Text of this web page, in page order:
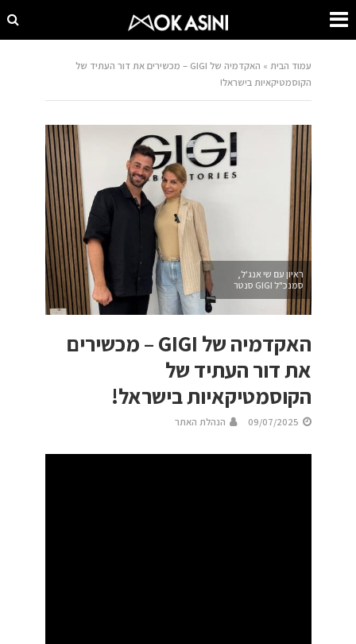
עמוד הבית »
האקדמיה של GIGI – מכשירים את דור העתיד של
הקוסמטיקאיות בישראל!
ראיון עם שי אנג'ל,
סמנכ"ל GIGI סנטר
האקדמיה של GIGI – מכשירים
את דור העתיד של
הקוסמטיקאיות בישראל!
09/07/2025 הנהלת האתר